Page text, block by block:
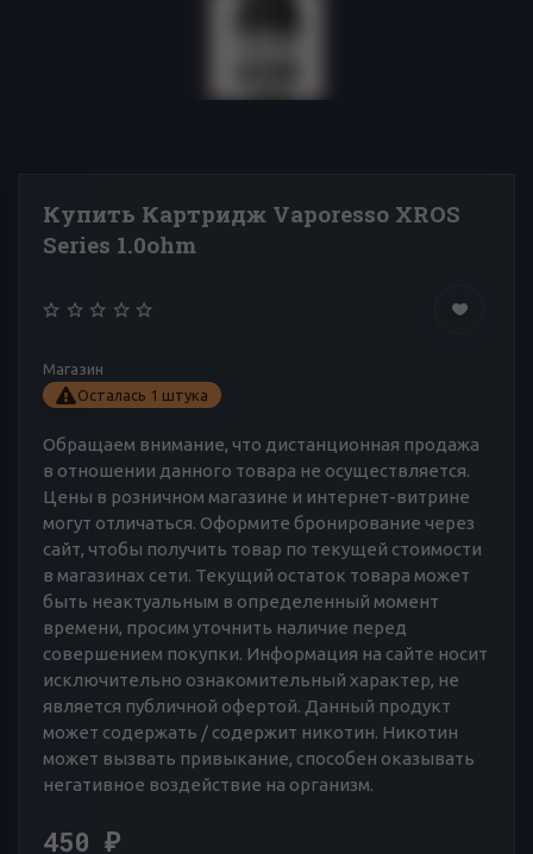
Купить Картридж Vaporesso XROS
Series 1.0ohm
Магазин
Осталась 1 штука
Обращаем внимание, что дистанционная продажа
в отношении данного товара не осуществляется.
Цены в розничном магазине и интернет-витрине
могут отличаться. Оформите бронирование через
сайт, чтобы получить товар по текущей стоимости
в магазинах сети. Текущий остаток товара может
быть неактуальным в определенный момент
времени, просим уточнить наличие перед
совершением покупки. Информация на сайте носит
исключительно ознакомительный характер, не
является публичной офертой. Данный продукт
может содержать / содержит никотин. Никотин
может вызвать привыкание, способен оказывать
негативное воздействие на организм.
450 ₽